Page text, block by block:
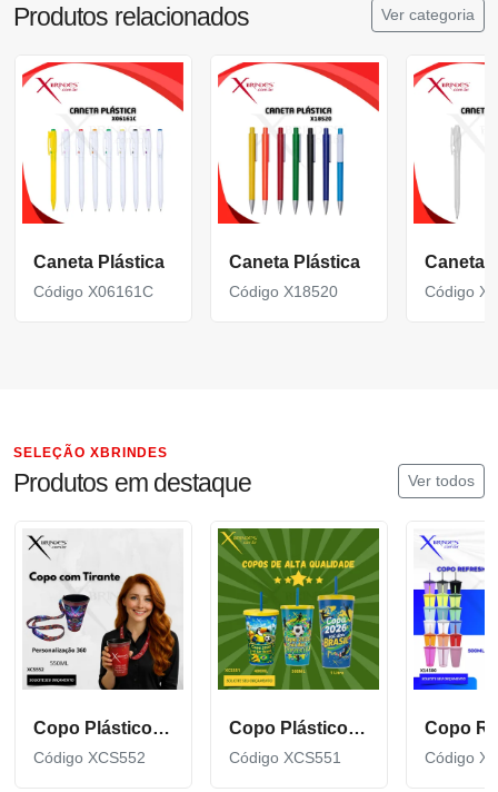
Produtos relacionados Ver categoria
Caneta Plástica
Código X06161C
Caneta Plástica
Código X18520
Caneta
Código
SELEÇÃO XBRINDES
Produtos em destaque Ver todos
Copo Plástico de 550 ML com Tirante Personalizado XCS552
Código XCS552
Copo Plástico personalizado In Mold Label 360 XCS551
Código XCS551 Código